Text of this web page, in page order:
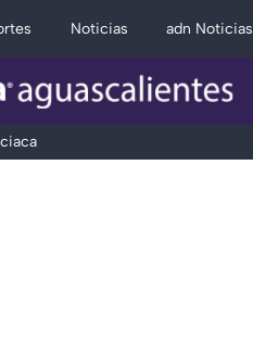
Noticias adn Noticias